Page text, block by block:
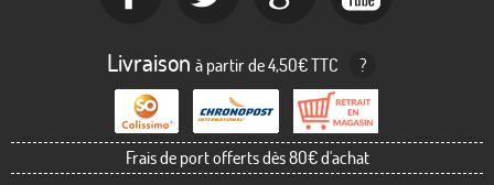
Livraison à partir de 4,50€ TTC ?
Frais de port offerts dès 80€ d'achat